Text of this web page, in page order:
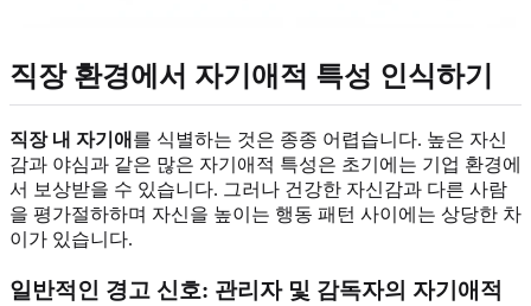
직장 환경에서 자기애적 특성 인식하기
직장 내 자기애 를 식별하는 것은 종종 어렵습니다. 높은 자신
감과 야심과 같은 많은 자기애적 특성은 초기에는 기업 환경에
서 보상받을 수 있습니다. 그러나 건강한 자신감과 다른 사람
을 평가절하하며 자신을 높이는 행동 패턴 사이에는 상당한 차
이가 있습니다.
일반적인 경고 신호: 관리자 및 감독자의 자기애적